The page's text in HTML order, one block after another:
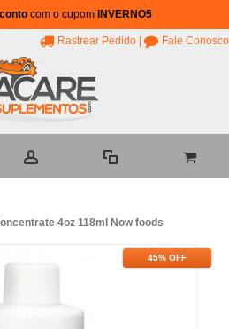
com o cupom INVERNO5
Rastrear Pedido Fale Conosco
4oz 118ml Now foods
45% OFF